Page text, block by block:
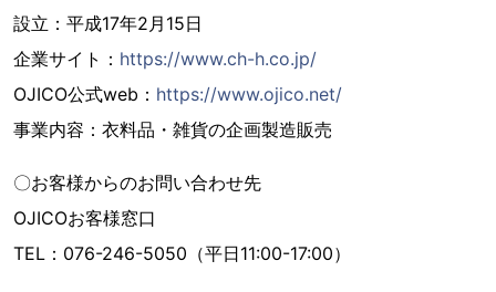
設立：平成17年2月15日
企業サイト： https://www.ch-h.co.jp/
OJICO公式web： https://www.ojico.net/
事業内容：衣料品・雑貨の企画製造販売
〇お客様からのお問い合わせ先
OJICOお客様窓口
TEL：076-246-5050（平日11:00-17:00）